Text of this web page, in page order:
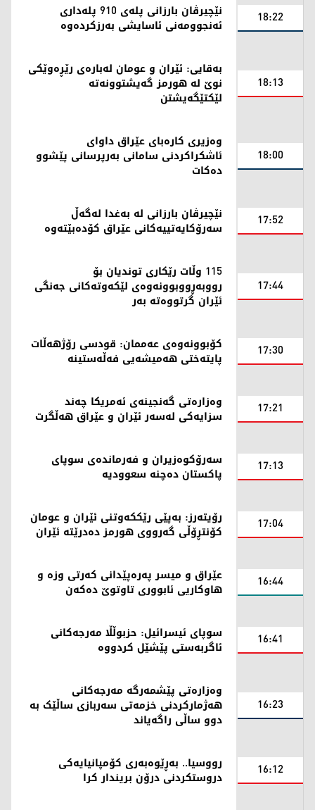
18:22 نێچیرڤان بارزانی پلەی 910 پلەداری
ئەنجوومەنی ئاسایشی بەرزکردەوە
18:13
بەقایی: ئێران و عومان لەبارەی رێڕەوێکی
نوێ لە هورمز گەیشتوونەتە
لێکتێگەیشتن
18:00
وەزیری كارەبای عێراق داوای
ئاشكراكردنی سامانی بەرپرسانی پێشوو
دەكات
17:52 نێچیرڤان بارزانی لە بەغدا لەگەڵ
سەرۆکایەتییەکانی عێراق کۆدەبێتەوە
17:44
115 وڵات رێکاری توندیان بۆ
رووبەڕووبوونەوەی لێکەوتەکانی جەنگی
ئێران گرتووەتە بەر
17:30 کۆبوونەوەی عەممان: قودسی رۆژهەڵات
پایتەختی هەمیشەیی فەڵەستینە
17:21 وەزارەتی گەنجینەی ئەمریکا چەند
سزایەکی لەسەر ئێران و عێراق هەڵگرت
17:13 سەرۆکوەزیران و فەرماندەی سوپای
پاکستان دەچنە سعوودیە
17:04 رۆیتەرز: بەپێی رێککەوتنی ئێران و عومان
کۆنتڕۆڵی گەرووی هورمز دەدرێتە ئێران
16:44 عێراق و میسر پەرەپێدانی کەرتی وزە و
هاوکاریی ئابووری تاوتوێ دەکەن
16:41 سوپای ئیسرائیل: حزبوڵڵا مەرجەکانی
ئاگربەستی پێشێل کردووە
16:23
وەزارەتی پێشمەرگە مەرجەکانی
هەژمارکردنی خزمەتی سەربازی ساڵێک بە
دوو ساڵی راگەیاند
16:12 رووسیا.. بەڕێوەبەری کۆمپانیایەکی
دروستکردنی درۆن بریندار کرا